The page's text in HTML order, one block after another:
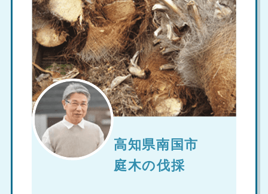
高知県南国市
庭木の伐採